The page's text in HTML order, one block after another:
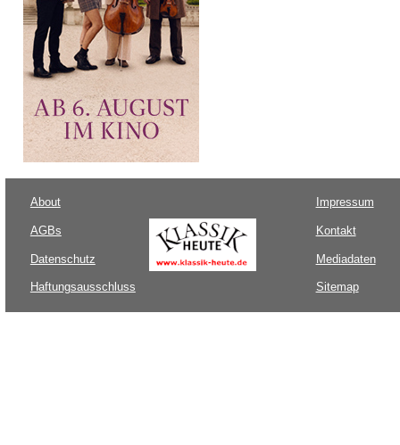
About
AGBs
Datenschutz
Haftungsausschluss
Impressum
Kontakt
Mediadaten
Sitemap